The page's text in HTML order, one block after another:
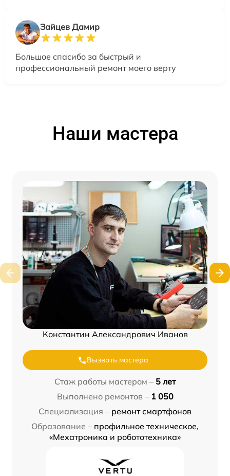
Зайцев Дамир
Большое спасибо за быстрый и
профессиональный ремонт моего верту
Наши мастера
Константин Александрович Иванов
Вызвать мастера
Стаж работы мастером – 5 лет
Выполнено ремонтов – 1 050
Специализация – ремонт смартфонов
Образование – профильное техническое,
«Мехатроника и робототехника»